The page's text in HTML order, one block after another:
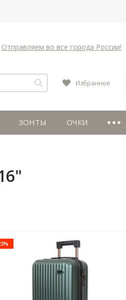
Отправляем во все города России!
Избранное
ЗОНТЫ ОЧКИ